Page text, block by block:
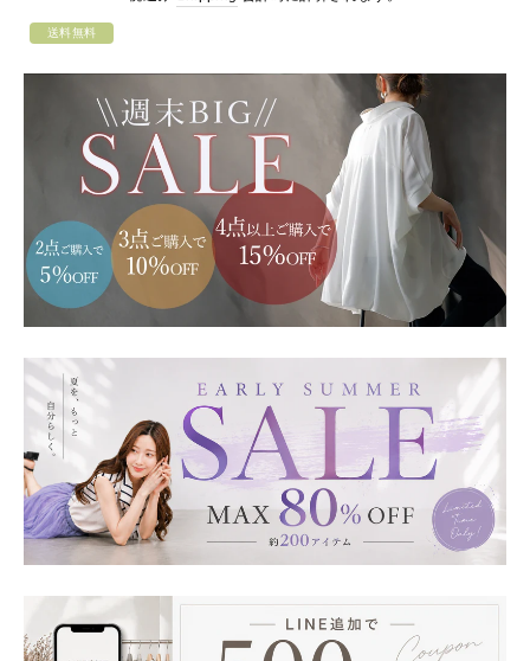
価
送料無料